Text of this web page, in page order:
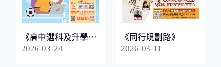
《高中選科及升學指
南2026》
2026-03-24
《同行規劃路》
2026-03-11